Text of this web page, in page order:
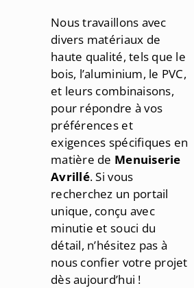
Nous travaillons avec
divers matériaux de
haute qualité, tels que le
bois, l’aluminium, le PVC,
et leurs combinaisons,
pour répondre à vos
préférences et
exigences spécifiques en
matière de Menuiserie
Avrillé. Si vous
recherchez un portail
unique, conçu avec
minutie et souci du
détail, n’hésitez pas à
nous confier votre projet
dès aujourd’hui !